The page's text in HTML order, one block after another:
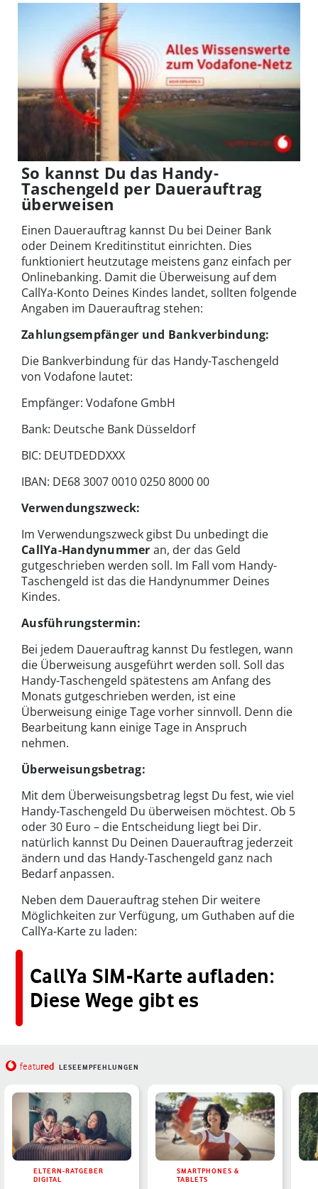
So kannst Du das Handy-
Taschengeld per Dauerauftrag
überweisen
Einen Dauerauftrag kannst Du bei Deiner Bank
oder Deinem Kreditinstitut einrichten. Dies
funktioniert heutzutage meistens ganz einfach per
Onlinebanking. Damit die Überweisung auf dem
CallYa-Konto Deines Kindes landet, sollten folgende
Angaben im Dauerauftrag stehen:
Zahlungsempfänger und Bankverbindung:
Die Bankverbindung für das Handy-Taschengeld
von Vodafone lautet:
Empfänger: Vodafone GmbH
Bank: Deutsche Bank Düsseldorf
BIC: DEUTDEDDXXX
IBAN: DE68 3007 0010 0250 8000 00
Verwendungszweck:
Im Verwendungszweck gibst Du unbedingt die
CallYa-Handynummer an, der das Geld
gutgeschrieben werden soll. Im Fall vom Handy-
Taschengeld ist das die Handynummer Deines
Kindes.
Ausführungstermin:
Bei jedem Dauerauftrag kannst Du festlegen, wann
die Überweisung ausgeführt werden soll. Soll das
Handy-Taschengeld spätestens am Anfang des
Monats gutgeschrieben werden, ist eine
Überweisung einige Tage vorher sinnvoll. Denn die
Bearbeitung kann einige Tage in Anspruch
nehmen.
Überweisungsbetrag:
Mit dem Überweisungsbetrag legst Du fest, wie viel
Handy-Taschengeld Du überweisen möchtest. Ob 5
oder 30 Euro – die Entscheidung liegt bei Dir.
natürlich kannst Du Deinen Dauerauftrag jederzeit
ändern und das Handy-Taschengeld ganz nach
Bedarf anpassen.
Neben dem Dauerauftrag stehen Dir weitere
Möglichkeiten zur Verfügung, um Guthaben auf die
CallYa-Karte zu laden:
CallYa SIM-Karte aufladen:
Diese Wege gibt es
featured LESEEMPFEHLUNGEN
ELTERN-RATGEBER
DIGITAL
SMARTPHONES &
TABLETS